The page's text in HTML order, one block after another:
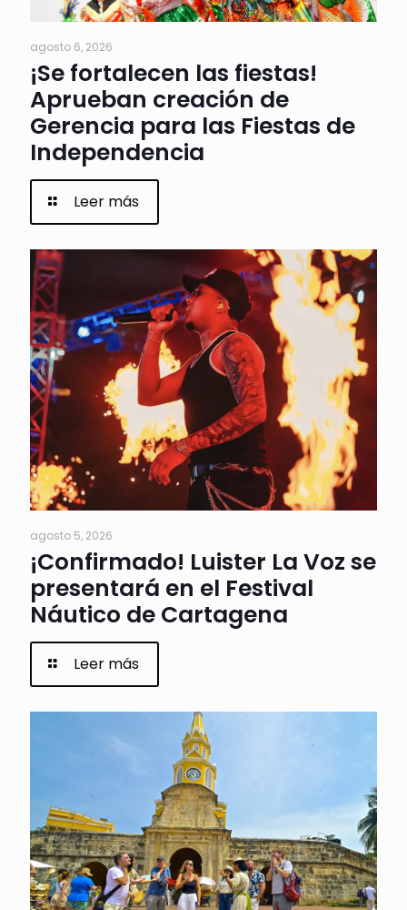
agosto 6, 2026
¡Se fortalecen las fiestas!
Aprueban creación de
Gerencia para las Fiestas de
Independencia
Leer más
agosto 5, 2026
¡Confirmado! Luister La Voz se
presentará en el Festival
Náutico de Cartagena
Leer más